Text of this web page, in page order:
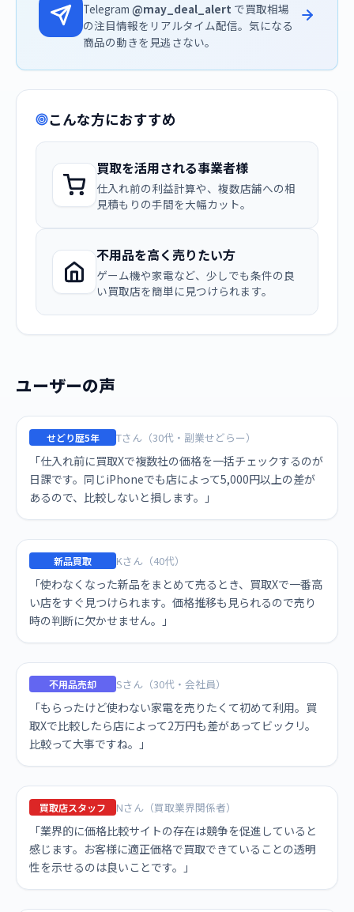
Telegram @may_deal_alert で買取相場
の注目情報をリアルタイム配信。気になる
商品の動きを見逃さない。
こんな方におすすめ
買取を活用される事業者様
仕入れ前の利益計算や、複数店舗への相
見積もりの手間を大幅カット。
不用品を高く売りたい方
ゲーム機や家電など、少しでも条件の良
い買取店を簡単に見つけられます。
ユーザーの声
せどり歴5年 Tさん（30代・副業せどらー）
「仕入れ前に買取Xで複数社の価格を一括チェックするのが
日課です。同じiPhoneでも店によって5,000円以上の差が
あるので、比較しないと損します。」
新品買取 Kさん（40代）
「使わなくなった新品をまとめて売るとき、買取Xで一番高
い店をすぐ見つけられます。価格推移も見られるので売り
時の判断に欠かせません。」
不用品売却 Sさん（30代・会社員）
「もらったけど使わない家電を売りたくて初めて利用。買
取Xで比較したら店によって2万円も差があってビックリ。
比較って大事ですね。」
買取店スタッフ Nさん（買取業界関係者）
「業界的に価格比較サイトの存在は競争を促進していると
感じます。お客様に適正価格で買取できていることの透明
性を示せるのは良いことです。」